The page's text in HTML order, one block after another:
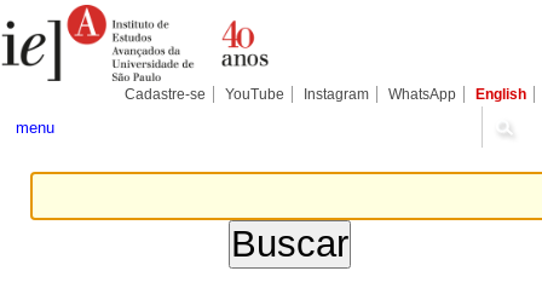
para
conteúdo.
Pessoais
Cadastre-se YouTube Instagram WhatsApp English
menu